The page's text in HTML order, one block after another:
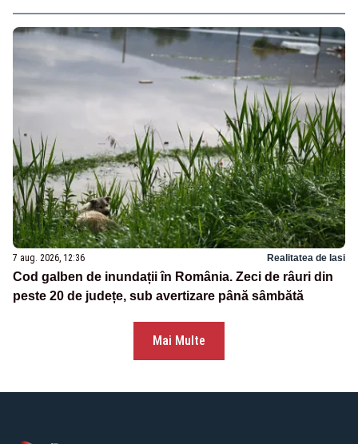
7 aug. 2026, 12:36 Realitatea de Iasi
Cod galben de inundații în România. Zeci de râuri din
peste 20 de județe, sub avertizare până sâmbătă
Mai Multe